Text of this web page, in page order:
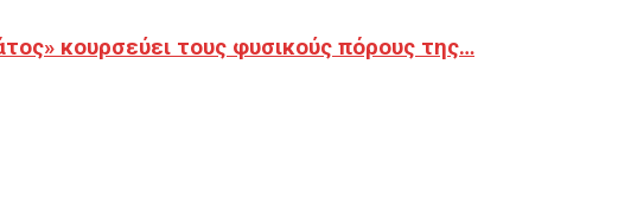
κουρσεύει τους φυσικούς πόρους της…